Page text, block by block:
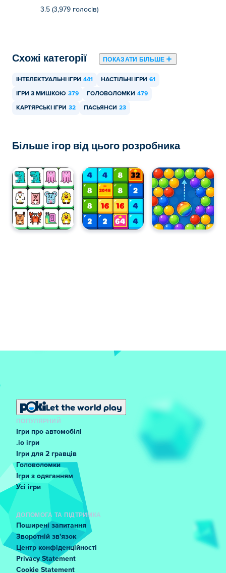
3.5 (3,979 голосів)
Схожі категорії ПОКАЗАТИ БІЛЬШЕ
ІНТЕЛЕКТУАЛЬНІ ІГРИ 441 НАСТІЛЬНІ ІГРИ 61
ІГРИ З МИШКОЮ 379 ГОЛОВОЛОМКИ 479
КАРТЯРСЬКІ ІГРИ 32 ПАСЬЯНСИ 23
Більше ігор від цього розробника
Let the world play
ПОПУЛЯРНИЙ
Ігри про автомобілі
.io ігри
Ігри для 2 гравців
Головоломки
Ігри з одяганням
Усі ігри
ДОПОМОГА ТА ПІДТРИМКА
Поширені запитання
Зворотній зв'язок
Центр конфіденційності
Privacy Statement
Cookie Statement